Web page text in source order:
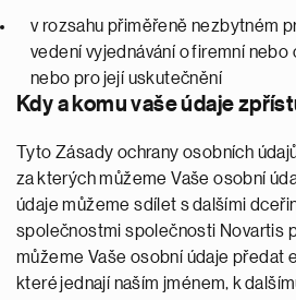
v rozsahu přiměřeně nezbytném
vedení vyjednávání o firemní nebo
nebo pro její uskutečnění
Kdy a komu vaše údaje
Tyto Zásady ochrany osobních
za kterých můžeme Vaše osobní
údaje můžeme sdílet s dalšími
společnostmi společnosti Novartis
můžeme Vaše osobní údaje předat
které jednají naším jménem, k